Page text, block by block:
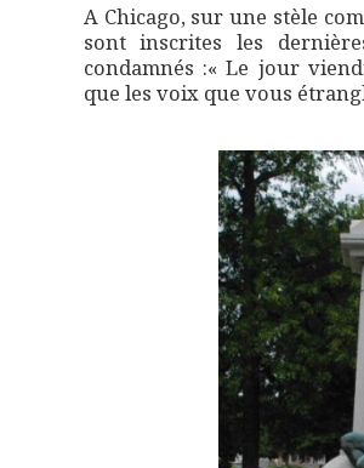
A Chicago, sur une stèle
sont inscrites les
condamnés :« Le jour
que les voix que vous